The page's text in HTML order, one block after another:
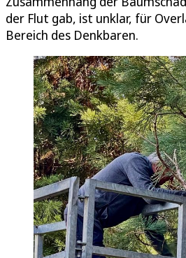
der Flut gab, ist unklar, für
Bereich des Denkbaren.